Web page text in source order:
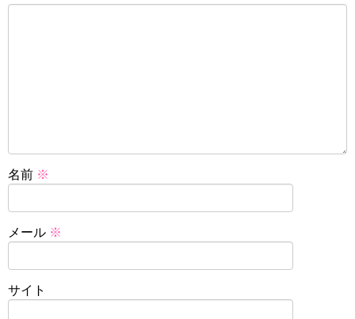
名前 ※
メール ※
サイト